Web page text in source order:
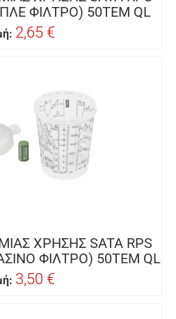
ΦΙΛΤΡΟ) 50ΤΕΜ QL
2,65 €
ΧΡΗΣΗΣ SATA RPS
ΦΙΛΤΡΟ) 50ΤΕΜ QL
3,50 €